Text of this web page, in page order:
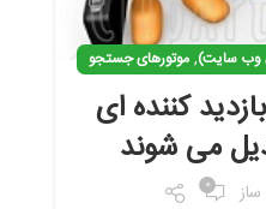
وب سایت),موتورهای جستجو
کننده ای
می شوند
0